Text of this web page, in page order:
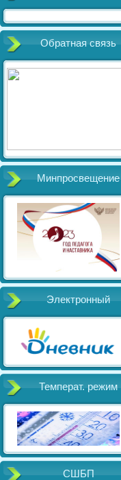
Обратная связь
Минпросвещение
Электронный
Температ. режим
СШБП